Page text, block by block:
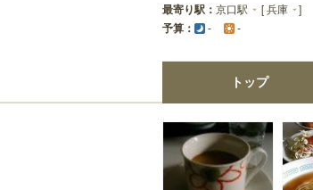
最寄り駅： 京口駅 [兵庫 ]
予算： - -
トップ